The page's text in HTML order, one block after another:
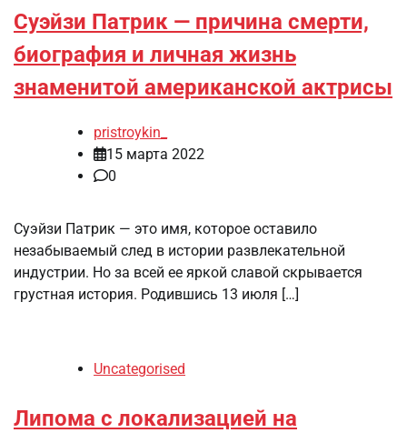
Суэйзи Патрик — причина смерти,
биография и личная жизнь
знаменитой американской актрисы
pristroykin_
15 марта 2022
0
Суэйзи Патрик — это имя, которое оставило
незабываемый след в истории развлекательной
индустрии. Но за всей ее яркой славой скрывается
грустная история. Родившись 13 июля […]
Uncategorised
Липома с локализацией на